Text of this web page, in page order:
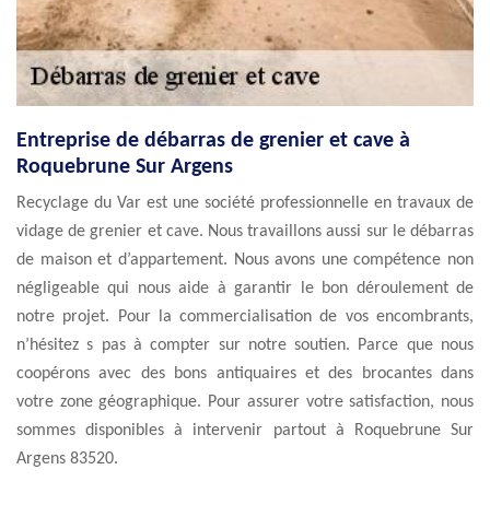
Entreprise de débarras de grenier et cave à
Roquebrune Sur Argens
Recyclage du Var est une société professionnelle en travaux de
vidage de grenier et cave. Nous travaillons aussi sur le débarras
de maison et d’appartement. Nous avons une compétence non
négligeable qui nous aide à garantir le bon déroulement de
notre projet. Pour la commercialisation de vos encombrants,
n’hésitez s pas à compter sur notre soutien. Parce que nous
coopérons avec des bons antiquaires et des brocantes dans
votre zone géographique. Pour assurer votre satisfaction, nous
sommes disponibles à intervenir partout à Roquebrune Sur
Argens 83520.